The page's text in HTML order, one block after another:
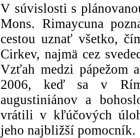
V súvislosti s
Mons. Rimaycuna
cestou uznať všetko,
Cirkev, najmä cez
Vzťah medzi pápežom
2006, keď sa v
augustiniánov a
vrátili v kľúčových
jeho najbližší pomocník.